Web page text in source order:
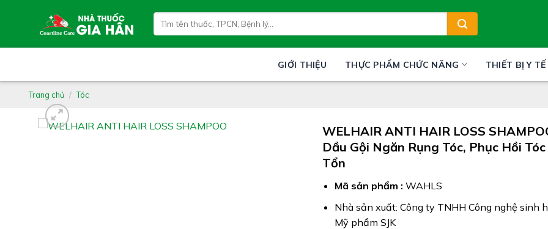
kiếm:
GIỚI THIỆU THỰC PHẨM CHỨC NĂNG THIẾT BỊ Y TẾ
Trang chủ / Tóc
WELHAIR ANTI HAIR LOSS
Dầu Gội Ngăn Rụng Tóc, Phục Hồi
Tổn
Mã sản phẩm : WAHLS
Nhà sản xuất: Công ty TNHH Công nghệ sinh
Mỹ phẩm SJK